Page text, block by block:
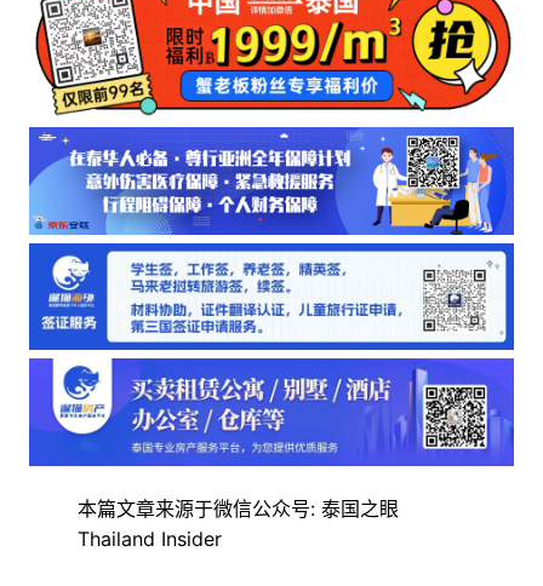
本篇文章来源于微信公众号: 泰国之眼
Thailand Insider